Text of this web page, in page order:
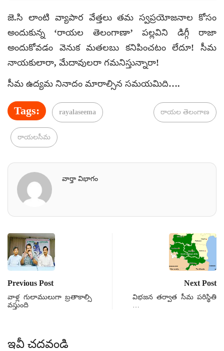
జె.సి లాంటి వ్యాపార వేత్తలు తమ స్వప్రయోజనాల కోసం
అందుకున్న ‘రాయల తెలంగాణా’ పల్లవిని డిగ్గీ రాజా
అందుకోవడం వెనుక మతలబు కనిపించటం లేదూ! సీమ
నాయకులారా, మేదావులరా గమనిస్తున్నారా!
సీమ ఉద్యమ నినాదం మారాల్సిన సమయమిది….
Tags: rayalaseema రాయల తెలంగాణ
రాయలసీమ
వార్తా విభాగం
Previous Post
వాళ్ల గులాములుగా బ్రతాకాల్సి
వస్తుంది
Next Post
విభజన తర్వాత సీమ పరిస్థితి
ఇవీ చదవండి